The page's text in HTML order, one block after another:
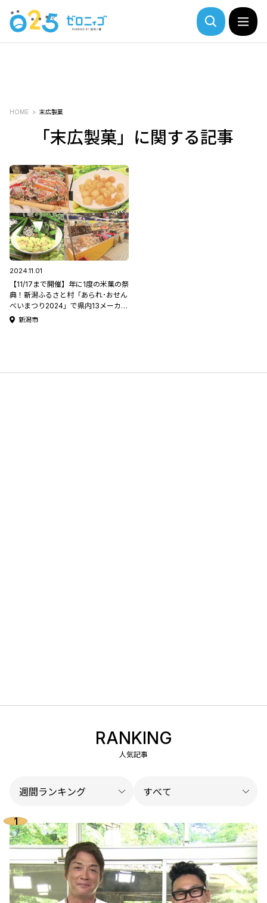
HOME 末広製菓
「末広製菓」に関する記事
2024.11.01
【11/17まで開催】年に1度の米菓の祭
典！新潟ふるさと村「あられ･おせん
べいまつり2024」で県内13メーカー
のイチオシ商品をゲットしよう！
新潟市
RANKING
人気記事